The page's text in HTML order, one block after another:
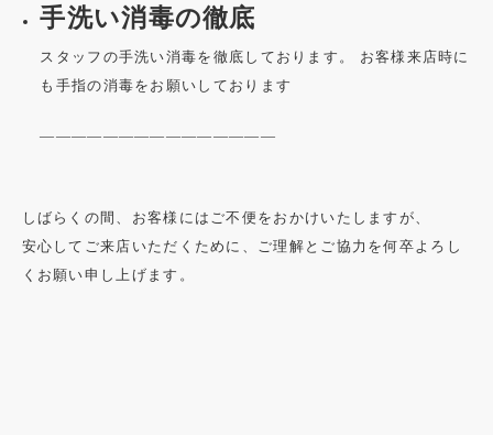
手洗い消毒の徹底
スタッフの手洗い消毒を徹底しております。 お客様来店時に
も手指の消毒をお願いしております
———————————————
しばらくの間、お客様にはご不便をおかけいたしますが、
安心してご来店いただくために、ご理解とご協力を何卒よろし
くお願い申し上げます。